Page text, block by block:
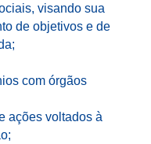
visando sua
de objetivos e de
com órgãos
ações voltados à